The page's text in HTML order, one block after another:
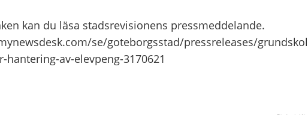
kan du läsa stadsrevisionens pressmeddelande.
se/goteborgsstad/pressreleases/
hantering-av-elevpeng-3170621